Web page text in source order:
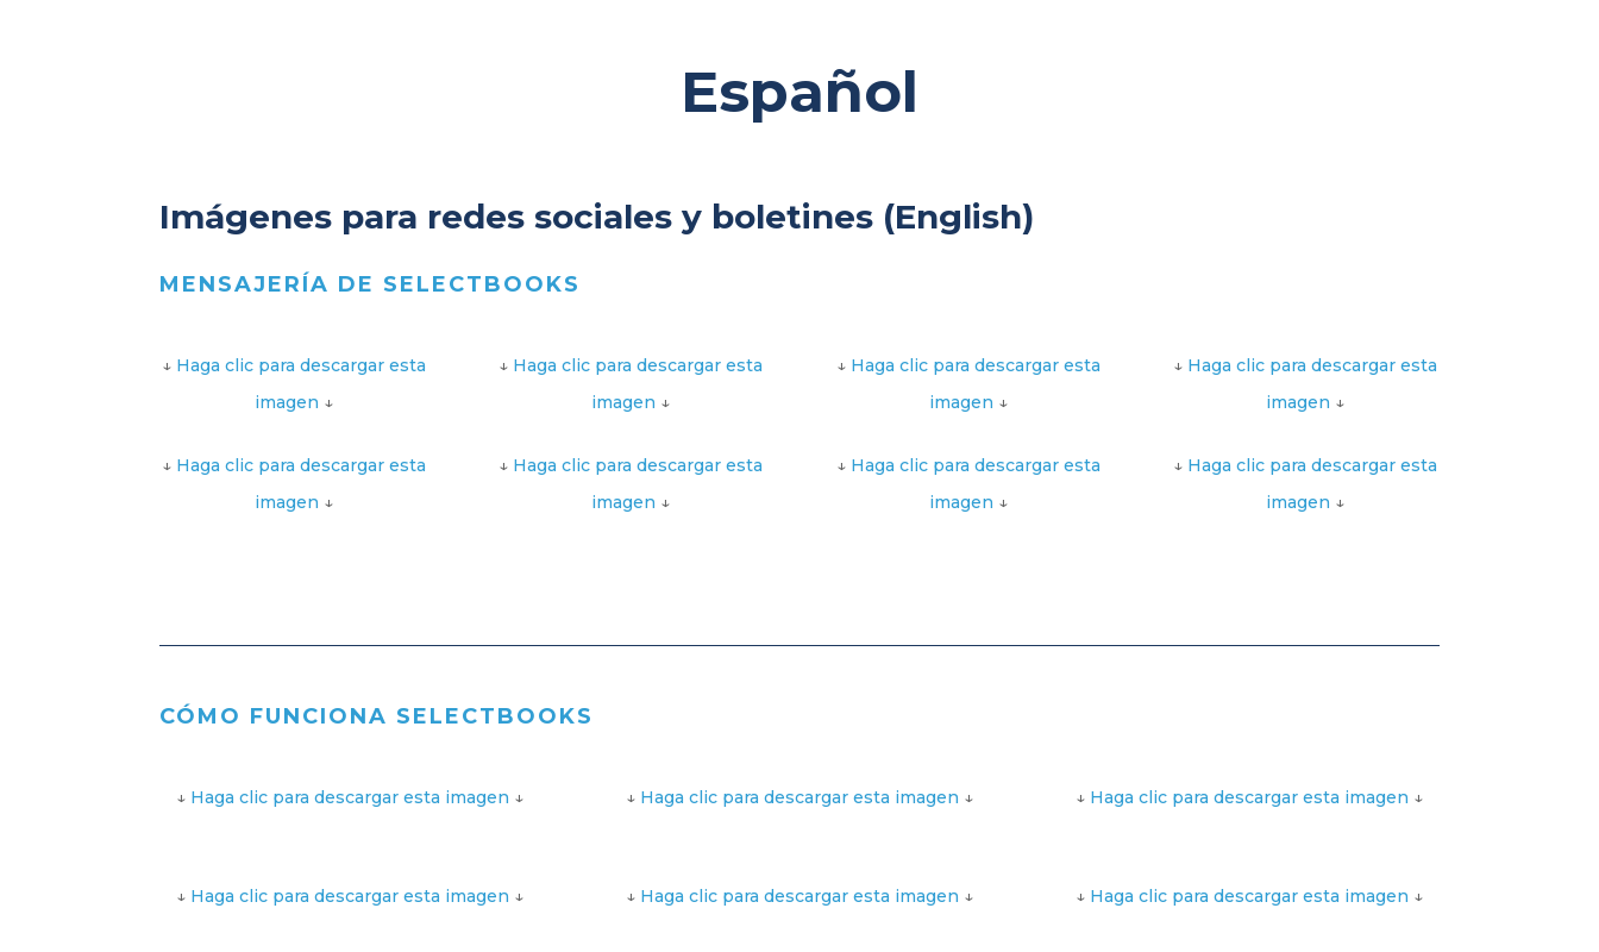
Español
Imágenes para redes sociales y boletines (English)
MENSAJERÍA DE SELECTBOOKS
↓ Haga clic para descargar esta
imagen ↓
↓ Haga clic para descargar esta
imagen ↓
↓ Haga clic para descargar esta
imagen ↓
↓ Haga clic para descargar esta
imagen ↓
↓ Haga clic para descargar esta
imagen ↓
↓ Haga clic para descargar esta
imagen ↓
↓ Haga clic para descargar esta
imagen ↓
↓ Haga clic para descargar esta
imagen ↓
CÓMO FUNCIONA SELECTBOOKS
↓ Haga clic para descargar esta imagen ↓ ↓ Haga clic para descargar esta imagen ↓ ↓ Haga clic para descargar esta imagen ↓
↓ Haga clic para descargar esta imagen ↓ ↓ Haga clic para descargar esta imagen ↓ ↓ Haga clic para descargar esta imagen ↓